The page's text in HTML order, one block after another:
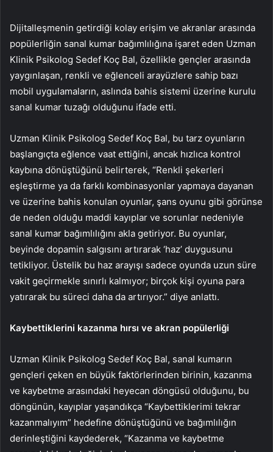
Dijitalleşmenin getirdiği kolay erişim ve akranlar arasında
popülerliğin sanal kumar bağımlılığına işaret eden Uzman
Klinik Psikolog Sedef Koç Bal, özellikle gençler arasında
yaygınlaşan, renkli ve eğlenceli arayüzlere sahip bazı
mobil uygulamaların, aslında bahis sistemi üzerine kurulu
sanal kumar tuzağı olduğunu ifade etti.
Uzman Klinik Psikolog Sedef Koç Bal, bu tarz oyunların
başlangıçta eğlence vaat ettiğini, ancak hızlıca kontrol
kaybına dönüştüğünü belirterek, “Renkli şekerleri
eşleştirme ya da farklı kombinasyonlar yapmaya dayanan
ve üzerine bahis konulan oyunlar, şans oyunu gibi görünse
de neden olduğu maddi kayıplar ve sorunlar nedeniyle
sanal kumar bağımlılığını akla getiriyor. Bu oyunlar,
beyinde dopamin salgısını artırarak ‘haz’ duygusunu
tetikliyor. Üstelik bu haz arayışı sadece oyunda uzun süre
vakit geçirmekle sınırlı kalmıyor; birçok kişi oyuna para
yatırarak bu süreci daha da artırıyor.” diye anlattı.
Kaybettiklerini kazanma hırsı ve akran popülerliği
Uzman Klinik Psikolog Sedef Koç Bal, sanal kumarın
gençleri çeken en büyük faktörlerinden birinin, kazanma
ve kaybetme arasındaki heyecan döngüsü olduğunu, bu
döngünün, kayıplar yaşandıkça “Kaybettiklerimi tekrar
kazanmalıyım” hedefine dönüştüğünü ve bağımlılığın
derinleştiğini kaydederek, “Kazanma ve kaybetme